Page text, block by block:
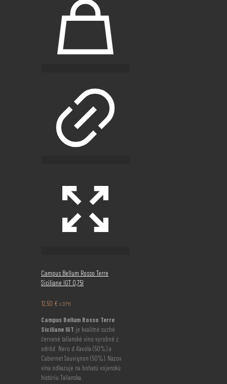
Campus Bellum Rosso Terre
Siciliane IGT 0,75l
12,50 € s DPH
Campus Bellum Rosso Terre
Siciliane IGT je kvalitné suché
červené talianské víno vyrobné z
odrôd Nero d A'avola (50%) a
Cabernet Sauvignon (50%). Názov
vína odkazuje na bohatú vojenskú
históriu Talianska.